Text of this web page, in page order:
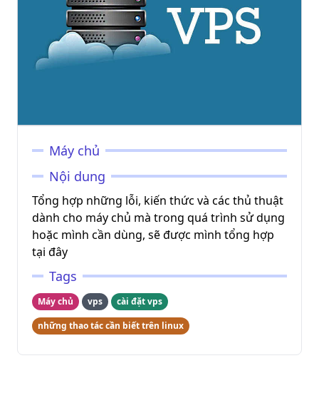
Máy chủ
Nội dung
Tổng hợp những lỗi, kiến thức và các thủ thuật
dành cho máy chủ mà trong quá trình sử dụng
hoặc mình cần dùng, sẽ được mình tổng hợp
tại đây
Tags
Máy chủ vps
cài đặt vps
những thao tác cần biết trên linux